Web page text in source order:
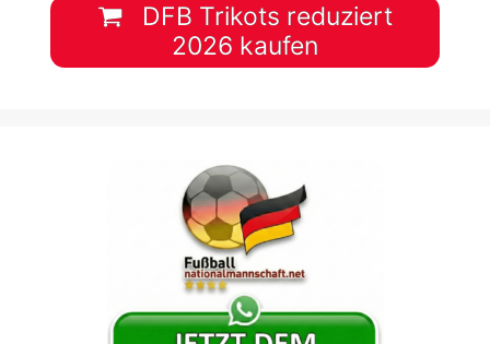
DFB Trikots reduziert
2026 kaufen